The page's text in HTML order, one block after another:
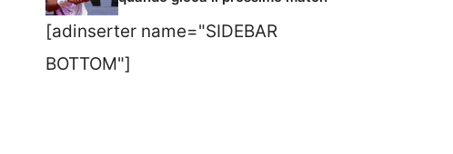
[adinserter name="SIDEBAR
BOTTOM"]